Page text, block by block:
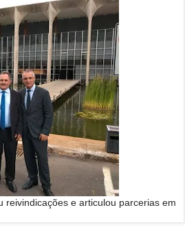
e articulou parcerias em